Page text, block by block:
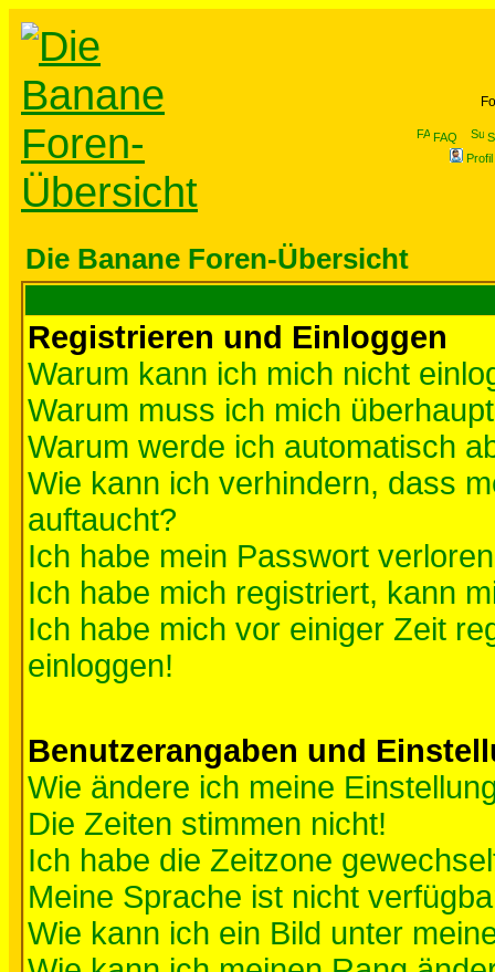
FAQ
Profil
Die Banane Foren-Übersicht
Registrieren und Einloggen
Warum kann ich mich nicht
Warum muss ich mich
Warum werde ich automatisch
Wie kann ich verhindern, dass
auftaucht?
Ich habe mein Passwort
Ich habe mich registriert, kann
Ich habe mich vor einiger Zeit
einloggen!
Benutzerangaben und
Wie ändere ich meine
Die Zeiten stimmen nicht!
Ich habe die Zeitzone
Meine Sprache ist nicht
Wie kann ich ein Bild unter